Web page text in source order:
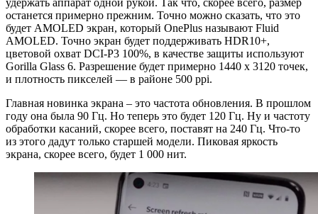
удержать аппарат одной рукой. Так что, скорее всего, размер
останется примерно прежним. Точно можно сказать, что это
будет AMOLED экран, который OnePlus называют Fluid
AMOLED. Точно экран будет поддерживать HDR10+,
цветовой охват DCI-P3 100%, в качестве защиты используют
Gorilla Glass 6. Разрешение будет примерно 1440 x 3120 точек,
и плотность пикселей — в районе 500 ppi.
Главная новинка экрана – это частота обновления. В прошлом
году она была 90 Гц. Но теперь это будет 120 Гц. Ну и частоту
обработки касаний, скорее всего, поставят на 240 Гц. Что-то
из этого дадут только старшей модели. Пиковая яркость
экрана, скорее всего, будет 1 000 нит.